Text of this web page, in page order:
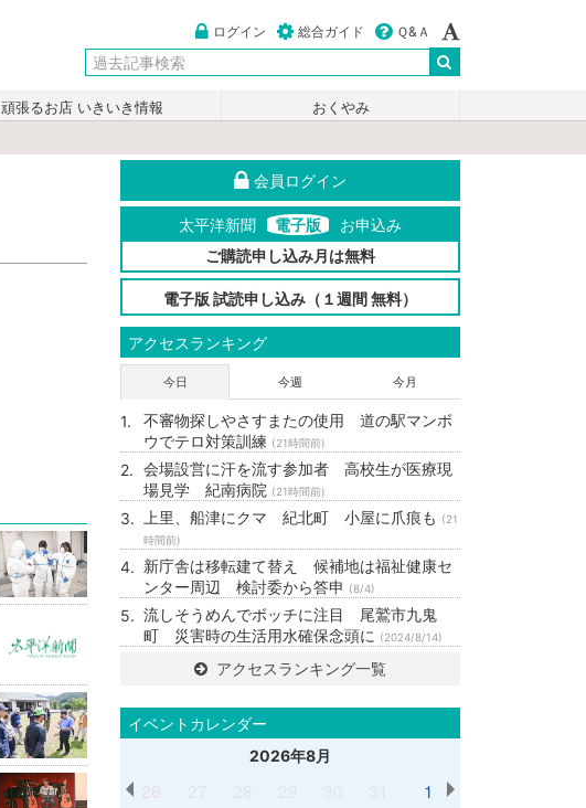
ログイン 総合ガイド Ｑ&Ａ
頑張るお店 いきいき情報
おくやみ
会員ログイン
太平洋新聞 電子版
お申込み
ご購読申し込み月は無料
電子版 試読申し込み（１週間 無料）
アクセスランキング
今日 今週 今月
不審物探しやさすまたの使用 道の駅マンボ
ウでテロ対策訓練 (21時間前)
会場設営に汗を流す参加者 高校生が医療現
場見学 紀南病院 (21時間前)
上里、船津にクマ 紀北町 小屋に爪痕も
(21
時間前)
新庁舎は移転建て替え 候補地は福祉健康セ
ンター周辺 検討委から答申
(8/4)
流しそうめんでボッチに注目 尾鷲市九鬼
町 災害時の生活用水確保念頭に
(2024/8/14)
アクセスランキング一覧
イベントカレンダー
2026年8月
26
1